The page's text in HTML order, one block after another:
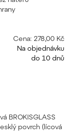
Cena: 278,00 Kč
Na objednávku
do 10 dnů
BROKISGLASS
povrch (lícová